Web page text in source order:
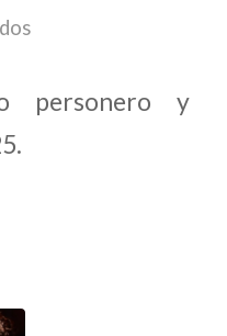
personero y